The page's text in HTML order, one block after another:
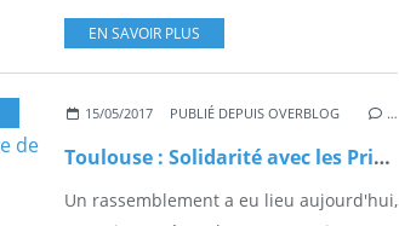
EN SAVOIR PLUS
15/05/2017 PUBLIÉ DEPUIS OVERBLOG …
Toulouse : Solidarité avec les Prisonniers Palestiniens en grève de la faim !
Un rassemblement a eu lieu aujourd'hui,